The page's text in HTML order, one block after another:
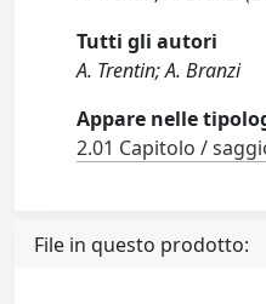
Tutti gli autori
A. Trentin; A. Branzi
Appare nelle
2.01 Capitolo /
File in questo prodotto: